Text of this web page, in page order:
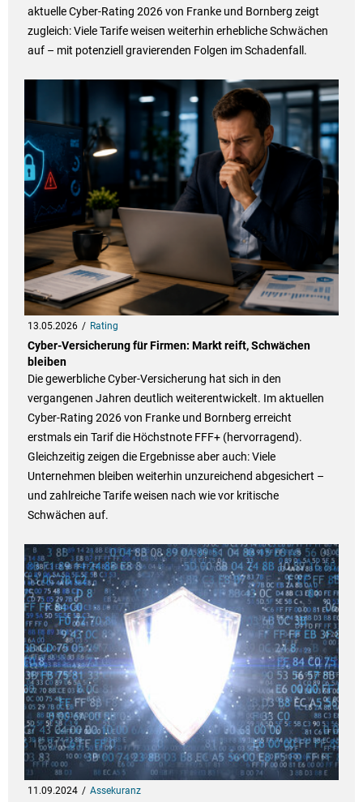
aktuelle Cyber-Rating 2026 von Franke und Bornberg zeigt
zugleich: Viele Tarife weisen weiterhin erhebliche Schwächen
auf – mit potenziell gravierenden Folgen im Schadenfall.
13.05.2026 Rating
Cyber-Versicherung für Firmen: Markt reift, Schwächen
bleiben
Die gewerbliche Cyber-Versicherung hat sich in den
vergangenen Jahren deutlich weiterentwickelt. Im aktuellen
Cyber-Rating 2026 von Franke und Bornberg erreicht
erstmals ein Tarif die Höchstnote FFF+ (hervorragend).
Gleichzeitig zeigen die Ergebnisse aber auch: Viele
Unternehmen bleiben weiterhin unzureichend abgesichert –
und zahlreiche Tarife weisen nach wie vor kritische
Schwächen auf.
11.09.2024 Assekuranz